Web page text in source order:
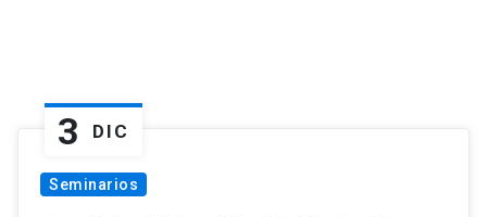
3 DIC
Seminarios